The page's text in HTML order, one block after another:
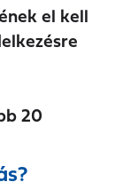
el kell
20